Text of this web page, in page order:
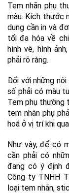
Tem nhãn phụ
màu. Kích thước
dung cần in và
tối đa hóa về
hình vẽ, hình
phải rõ ràng.
Đối với những
số phải có màu
Tem phụ thường
tem nhãn phụ
hoá ở vị trí khi
Như vậy, để có
cần phải có
đang có ý định
Công ty TNHH
loại tem nhãn,